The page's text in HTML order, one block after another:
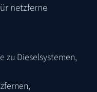
netzferne
zu Dieselsystemen,